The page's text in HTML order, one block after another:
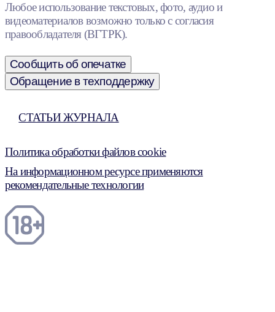
Любое использование текстовых, фото, аудио и
видеоматериалов возможно только с согласия
правообладателя (ВГТРК).
Сообщить об опечатке
Обращение в техподдержку
СТАТЬИ ЖУРНАЛА
Политика обработки файлов cookie
На информационном ресурсе применяются
рекомендательные технологии